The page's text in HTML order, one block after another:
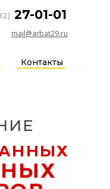
Контакты
mail@arbat29.ru
27-01-01